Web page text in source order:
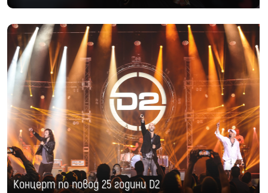
Концерт по повод 25 години D2